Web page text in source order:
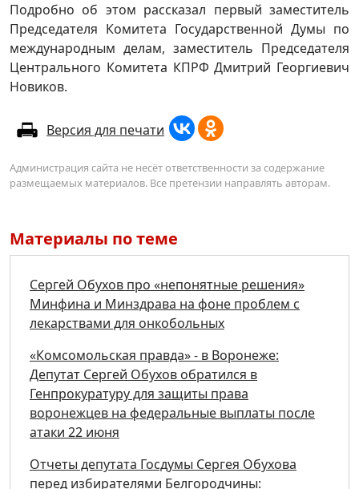
Подробно об этом рассказал первый заместитель
Председателя Комитета Государственной Думы по
международным делам, заместитель Председателя
Центрального Комитета КПРФ Дмитрий Георгиевич
Новиков.
Версия для печати
Администрация сайта не несёт ответственности за содержание
размещаемых материалов. Все претензии направлять авторам.
Материалы по теме
Сергей Обухов про «непонятные решения»
Минфина и Минздрава на фоне проблем с
лекарствами для онкобольных
«Комсомольская правда» - в Воронеже:
Депутат Сергей Обухов обратился в
Генпрокуратуру для защиты права
воронежцев на федеральные выплаты после
атаки 22 июня
Отчеты депутата Госдумы Сергея Обухова
перед избирателями Белгородчины: